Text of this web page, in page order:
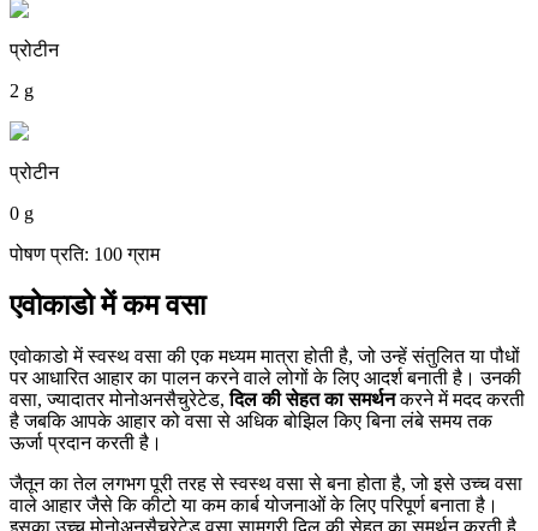
प्रोटीन
2 g
प्रोटीन
0 g
पोषण प्रति: 100 ग्राम
एवोकाडो में कम वसा
एवोकाडो में स्वस्थ वसा की एक मध्यम मात्रा होती है, जो उन्हें संतुलित या पौधों
पर आधारित आहार का पालन करने वाले लोगों के लिए आदर्श बनाती है। उनकी
वसा, ज्यादातर मोनोअनसैचुरेटेड,दिल की सेहत का समर्थनकरने में मदद करती
है जबकि आपके आहार को वसा से अधिक बोझिल किए बिना लंबे समय तक
ऊर्जा प्रदान करती है।
जैतून का तेल लगभग पूरी तरह से स्वस्थ वसा से बना होता है, जो इसे उच्च वसा
वाले आहार जैसे कि कीटो या कम कार्ब योजनाओं के लिए परिपूर्ण बनाता है।
इसका उच्च मोनोअनसैचुरेटेड वसा सामग्री दिल की सेहत का समर्थन करती है,